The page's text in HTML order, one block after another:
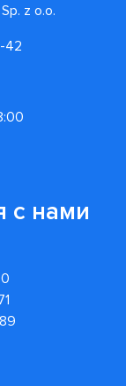
z o.o.
42
с нами